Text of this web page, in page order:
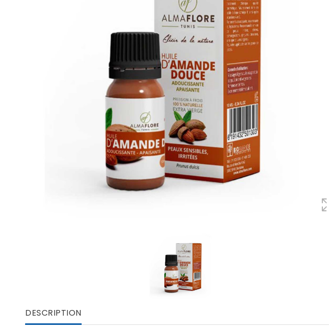
DESCRIPTION